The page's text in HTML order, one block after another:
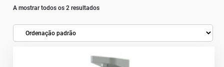
A mostrar todos os 2 resultados